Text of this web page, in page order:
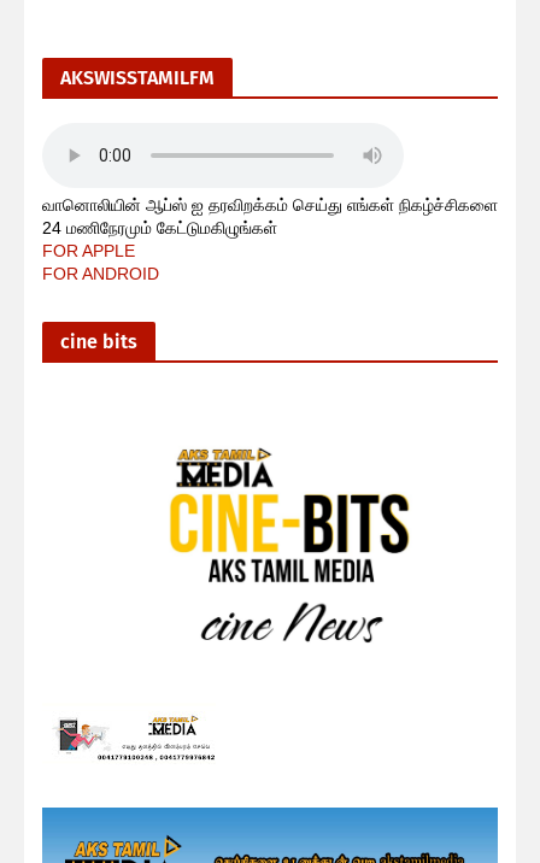
AKSWISSTAMILFM
வானொலியின் ஆப்ஸ் ஐ தரவிறக்கம் செய்து எங்கள் நிகழ்ச்சிகளை
24 மணிநேரமும் கேட்டுமகிழுங்கள்
FOR APPLE
FOR ANDROID
cine bits